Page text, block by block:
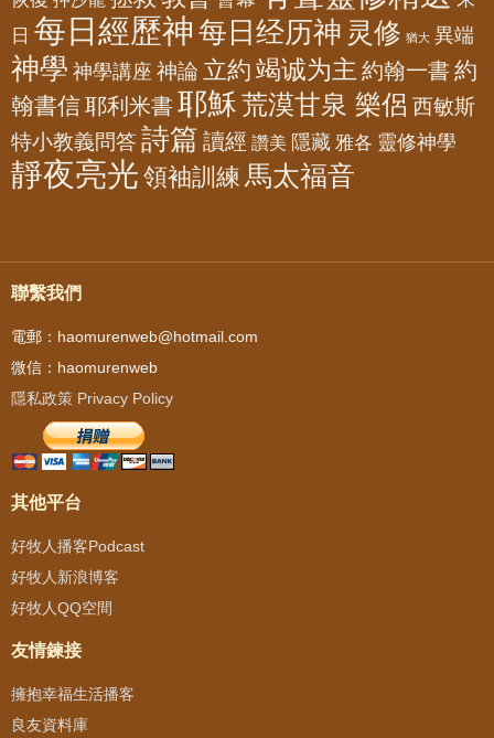
日 每日經歷神 每日经历神 灵修 猶大 異端
神學 神學講座 神論 立約 竭诚为主 約翰一書 約
翰書信耶利米書 耶穌荒漠甘泉 樂侶 西敏斯
特小教義問答詩篇 讀經 讚美 隱藏 雅各 靈修神學
靜夜亮光 領袖訓練 馬太福音
聯繫我們
電郵：haomurenweb@hotmail.com
微信：haomurenweb
隱私政策 Privacy Policy
其他平台
好牧人播客Podcast
好牧人新浪博客
好牧人QQ空間
友情鍊接
擁抱幸福生活播客
良友資料庫